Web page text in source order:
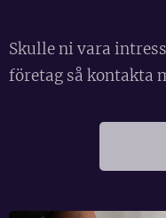
Skulle ni vara
företag så kontakta